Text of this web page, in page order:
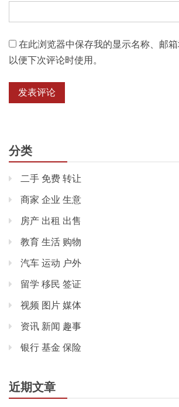
在此浏览器中保存我的显示名称、邮箱
以便下次评论时使用。
分类
二手 免费 转让
商家 企业 生意
房产 出租 出售
教育 生活 购物
汽车 运动 户外
留学 移民 签证
视频 图片 媒体
资讯 新闻 趣事
银行 基金 保险
近期文章